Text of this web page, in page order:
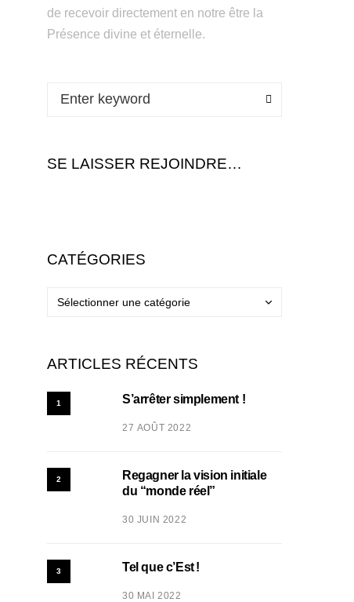
de recevoir directement en notre être la
Présence divine et éternelle.
SE LAISSER REJOINDRE…
CATÉGORIES
ARTICLES RÉCENTS
1 S’arrêter simplement !
27 AOÛT 2022
2
Regagner la vision initiale
du “monde réel”
30 JUIN 2022
3 Tel que c’Est !
30 MAI 2022